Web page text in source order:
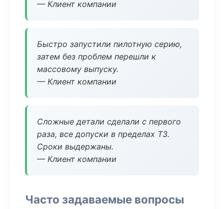
— Клиент компании
Быстро запустили пилотную серию,
затем без проблем перешли к
массовому выпуску.
— Клиент компании
Сложные детали сделали с первого
раза, все допуски в пределах ТЗ.
Сроки выдержаны.
— Клиент компании
Часто задаваемые вопросы